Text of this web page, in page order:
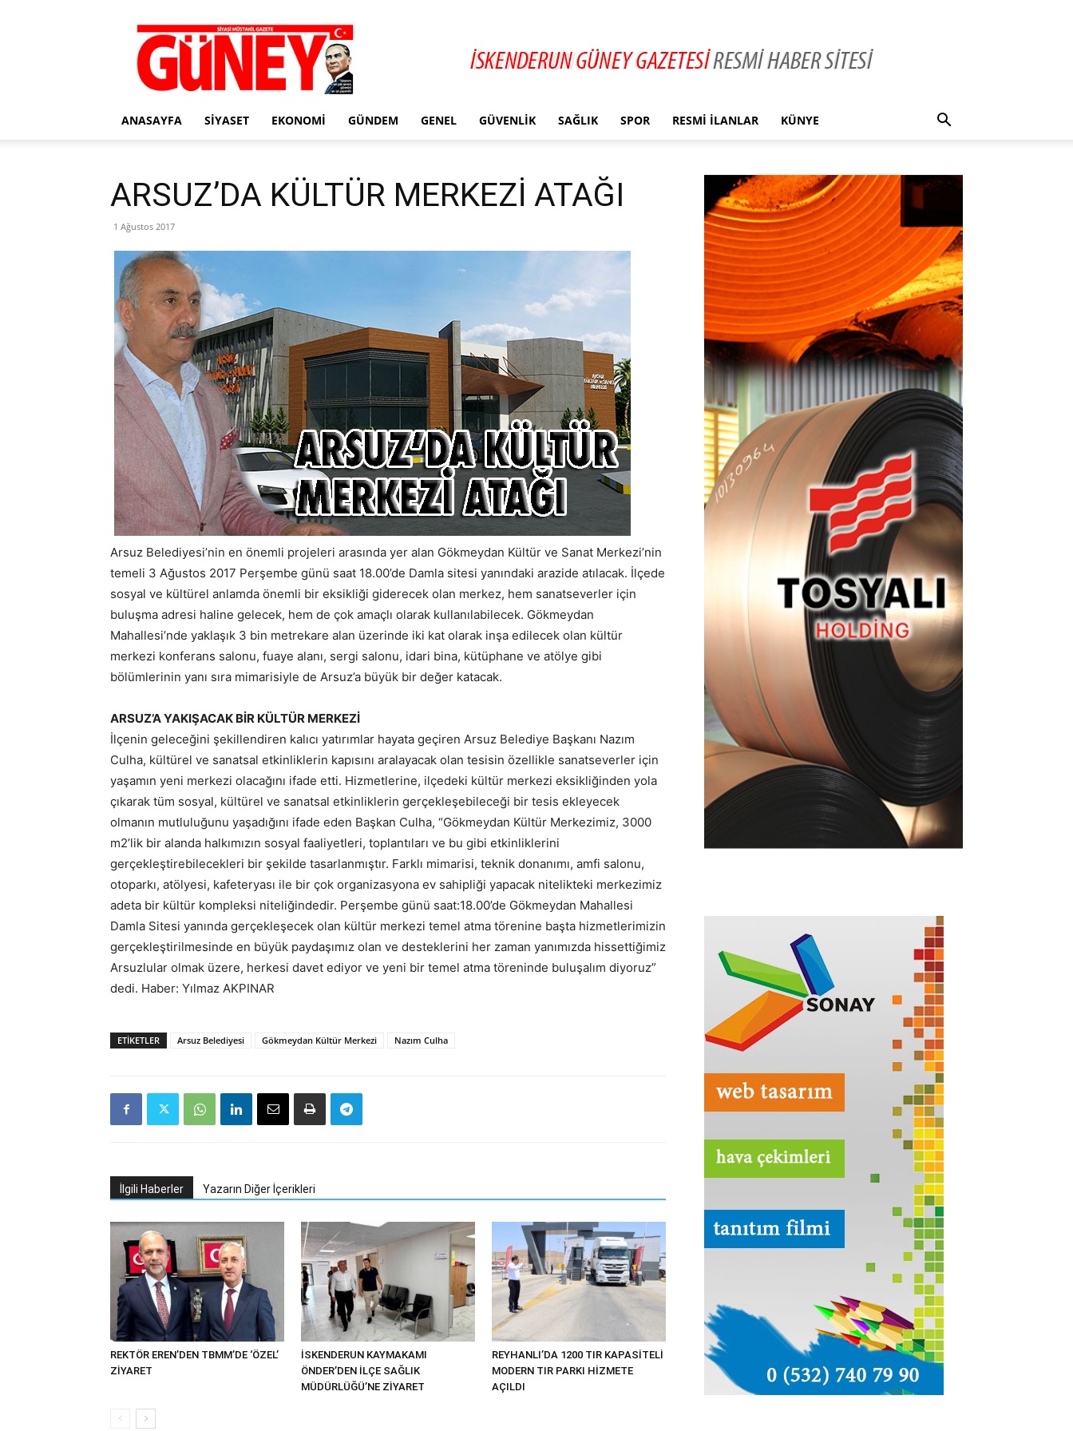
Gazete
Güney
ANASAYFA SIYASET EKONOMI GÜNDEM GENEL GÜVENLIK SAĞLIK SPOR RESMI İLANLAR KÜNYE
ARSUZ’DA KÜLTÜR MERKEZİ ATAĞI
1 Ağustos 2017
Arsuz Belediyesi’nin en önemli projeleri arasında yer alan Gökmeydan Kültür ve Sanat Merkezi’nin
temeli 3 Ağustos 2017 Perşembe günü saat 18.00’de Damla sitesi yanındaki arazide atılacak. İlçede
sosyal ve kültürel anlamda önemli bir eksikliği giderecek olan merkez, hem sanatseverler için
buluşma adresi haline gelecek, hem de çok amaçlı olarak kullanılabilecek. Gökmeydan
Mahallesi’nde yaklaşık 3 bin metrekare alan üzerinde iki kat olarak inşa edilecek olan kültür
merkezi konferans salonu, fuaye alanı, sergi salonu, idari bina, kütüphane ve atölye gibi
bölümlerinin yanı sıra mimarisiyle de Arsuz’a büyük bir değer katacak.
ARSUZ’A YAKIŞACAK BİR KÜLTÜR MERKEZİ
İlçenin geleceğini şekillendiren kalıcı yatırımlar hayata geçiren Arsuz Belediye Başkanı Nazım
Culha, kültürel ve sanatsal etkinliklerin kapısını aralayacak olan tesisin özellikle sanatseverler için
yaşamın yeni merkezi olacağını ifade etti. Hizmetlerine, ilçedeki kültür merkezi eksikliğinden yola
çıkarak tüm sosyal, kültürel ve sanatsal etkinliklerin gerçekleşebileceği bir tesis ekleyecek
olmanın mutluluğunu yaşadığını ifade eden Başkan Culha, “Gökmeydan Kültür Merkezimiz, 3000
m2’lik bir alanda halkımızın sosyal faaliyetleri, toplantıları ve bu gibi etkinliklerini
gerçekleştirebilecekleri bir şekilde tasarlanmıştır. Farklı mimarisi, teknik donanımı, amfi salonu,
otoparkı, atölyesi, kafeteryası ile bir çok organizasyona ev sahipliği yapacak nitelikteki merkezimiz
adeta bir kültür kompleksi niteliğindedir. Perşembe günü saat:18.00’de Gökmeydan Mahallesi
Damla Sitesi yanında gerçekleşecek olan kültür merkezi temel atma törenine başta hizmetlerimizin
gerçekleştirilmesinde en büyük paydaşımız olan ve desteklerini her zaman yanımızda hissettiğimiz
Arsuzlular olmak üzere, herkesi davet ediyor ve yeni bir temel atma töreninde buluşalım diyoruz”
dedi. Haber: Yılmaz AKPINAR
ETIKETLER Arsuz Belediyesi Gökmeydan Kültür Merkezi Nazım Culha
İlgili Haberler Yazarın Diğer İçerikleri
REKTÖR EREN’DEN TBMM’DE ‘ÖZEL’
ZİYARET
İSKENDERUN KAYMAKAMI
ÖNDER’DEN İLÇE SAĞLIK
MÜDÜRLÜĞÜ’NE ZİYARET
REYHANLI’DA 1200 TIR KAPASİTELİ
MODERN TIR PARKI HİZMETE
AÇILDI